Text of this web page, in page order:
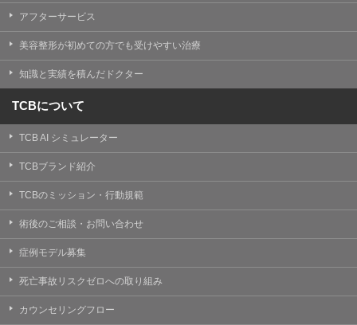
Cookieは、一般的にインターネット閲覧を行う際、又は
の閲覧情報を記憶させておく機能です。
TCBグループでは、Cookie及び類似技術を使用して収集
した情報を利用することにより、WEBサイトの利用状況
を分析し、パフォーマンス改善や、WEBサイトを通じて
提供するサービスの向上・改善のため、Cookieを使用す
ることがあります。ご使用のブラウザによりCookieを無
効とすることが可能です。ただし、Cookieを無効にした
場合、WEBサイト上のサービスの全部または一部のペー
ジが正しく表示されなくなる場合がありますのでご留意
ください。
【アクセスログについて】
TCBグループが運営するWEBサイトでは、アクセスログ
として患者様の履歴情報をサーバ上に記録しています。
アクセスログはWEBサイトの保守管理や利用状況に関す
る統計分析のために使用されます。それ以外の目的で使
用されることはありません。
本プライバシーポリシーの内容は、法令変更への対応や
アフターサービス
美容整形が初めての方でも受けやすい治療
知識と実績を積んだドクター
TCBについて
TCB AI シミュレーター
TCBブランド紹介
TCBのミッション・行動規範
術後のご相談・お問い合わせ
症例モデル募集
死亡事故リスクゼロへの取り組み
カウンセリングフロー